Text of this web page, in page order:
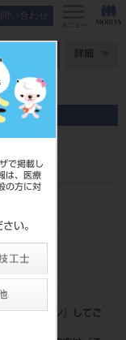
で掲載し
は、医療
の方に対
い。
い合わせ
メニュー
詳細
は『ログイン
』してご